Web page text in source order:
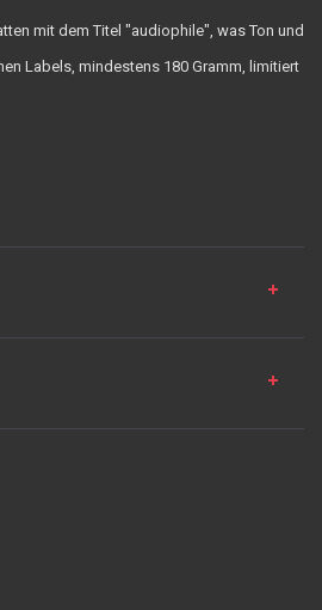
mit dem Titel "audiophile", was Ton und
Labels, mindestens 180 Gramm, limitiert